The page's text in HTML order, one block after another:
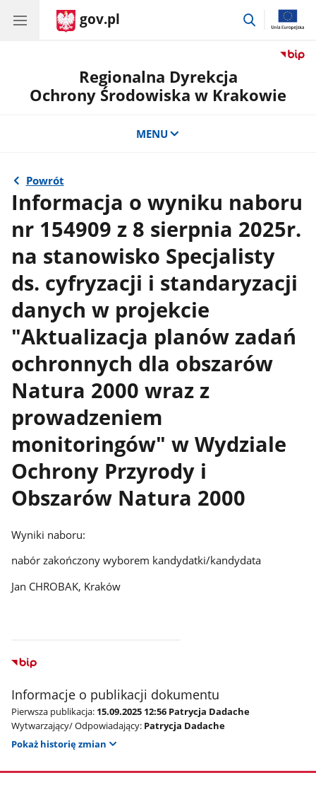
gov.pl
przejdź
Regionalna Dyrekcja
Ochrony Środowiska w Krakowie
MENU
Powrót
Informacja o wyniku naboru
nr 154909 z 8 sierpnia 2025r.
na stanowisko Specjalisty
ds. cyfryzacji i standaryzacji
danych w projekcie
"Aktualizacja planów zadań
ochronnych dla obszarów
Natura 2000 wraz z
prowadzeniem
monitoringów" w Wydziale
Ochrony Przyrody i
Obszarów Natura 2000
Wyniki naboru:
nabór zakończony wyborem kandydatki/kandydata
Jan CHROBAK, Kraków
Informacje o publikacji dokumentu
Pierwsza publikacja: 15.09.2025 12:56 Patrycja Dadache
Wytwarzający/ Odpowiadający: Patrycja Dadache
Pokaż historię zmian